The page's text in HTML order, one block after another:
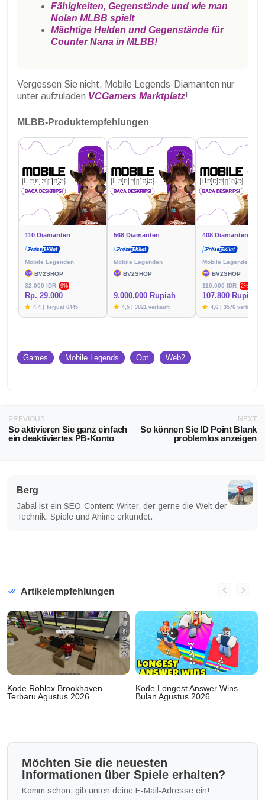
Fähigkeiten, Gegenstände und wie man
Nolan MLBB spielt
Mächtige Helden und Gegenstände für
Counter Nana in MLBB!
Vergessen Sie nicht, Mobile Legends-Diamanten nur
unter aufzuladen VCGamers Marktplatz!
MLBB-Produktempfehlungen
110 Diamanten
Mobile Legenden
BV2SHOP
32.000 IDR
9%
Rp. 29.000
4.4 | Terjual 6445
568 Diamanten
Mobile Legenden
BV2SHOP
9.000.000 Rupiah
4,5 | 3821 verkauft
408 Diamanten
Mobile Legenden
BV2SHOP
110.000 IDR
2%
107.800 Rupien
4,6 | 3576 verkauft
Games Mobile Legends Opt Web2
PREVIOUS
So aktivieren Sie ganz einfach
ein deaktiviertes PB-Konto
NEXT
So können Sie ID Point Blank
problemlos anzeigen
Berg
Jabal ist ein SEO-Content-Writer, der gerne die Welt der
Technik, Spiele und Anime erkundet.
Artikelempfehlungen
Kode Roblox Brookhaven
Terbaru Agustus 2026
Kode Longest Answer Wins
Bulan Agustus 2026
Möchten Sie die neuesten
Informationen über Spiele erhalten?
Komm schon, gib unten deine E-Mail-Adresse ein!